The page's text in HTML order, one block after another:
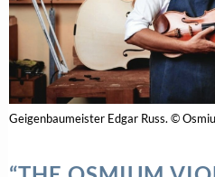
Geigenbaumeister Edgar Russ. ©